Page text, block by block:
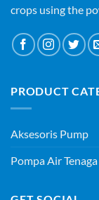
crops using the
PRODUCT
Aksesoris Pump
Pompa Air